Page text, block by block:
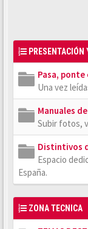
PRESENTACIÓN
Pasa,
Una vez
Manuales de
Subir fotos,
Distintivos
Espacio
España.
ZONA TECNICA